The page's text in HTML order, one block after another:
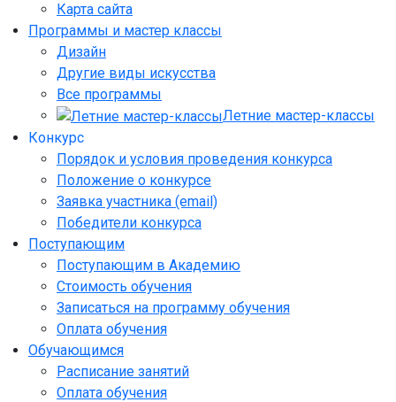
Карта сайта
Программы и мастер классы
Дизайн
Другие виды искусства
Все программы
Летние мастер-классы
Конкурс
Порядок и условия проведения конкурса
Положение о конкурсе
Заявка участника (email)
Победители конкурса
Поступающим
Поступающим в Академию
Стоимость обучения
Записаться на программу обучения
Оплата обучения
Обучающимся
Расписание занятий
Оплата обучения